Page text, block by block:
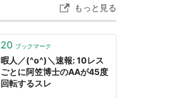
もっと見る
20 ブックマーク
暇人／(^o^)＼速報: 10レス
ごとに阿笠博士のAAが45度
回転するスレ